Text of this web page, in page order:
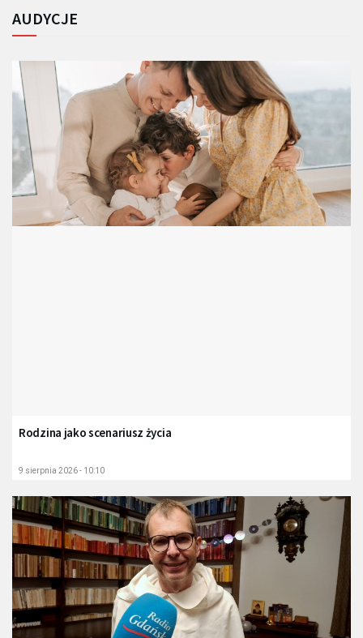
AUDYCJE
Rodzina jako scenariusz życia
9 sierpnia 2026 - 10:10